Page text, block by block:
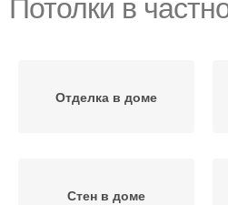
Потолки в
Отделка в доме
Стен в доме